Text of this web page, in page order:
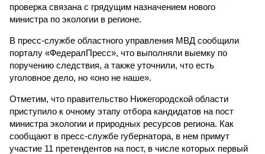
проверка связана с грядущим назначением нового
министра по экологии в регионе.
В пресс-службе областного управления МВД сообщили
порталу «ФедералПресс», что выполняли выемку по
поручению следствия, а также уточнили, что есть
уголовное дело, но «оно не наше».
Отметим, что правительство Нижегородской области
приступило к очному этапу отбора кандидатов на пост
министра экологии и природных ресурсов региона. Как
сообщают в пресс-службе губернатора, в нем примут
участие 11 претендентов на пост, в числе которых первый